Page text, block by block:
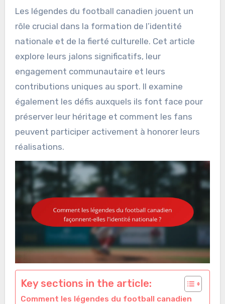
Les légendes du football canadien jouent un
rôle crucial dans la formation de l’identité
nationale et de la fierté culturelle. Cet article
explore leurs jalons significatifs, leur
engagement communautaire et leurs
contributions uniques au sport. Il examine
également les défis auxquels ils font face pour
préserver leur héritage et comment les fans
peuvent participer activement à honorer leurs
réalisations.
Key sections in the article:
Comment les légendes du football canadien